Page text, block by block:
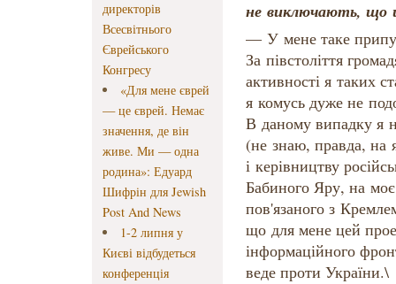
директорів
Всесвітнього
Єврейського
Конгресу
«Для мене єврей
— це єврей. Немає
значення, де він
живе. Ми — одна
родина»: Едуард
Шифрін для Jewish
Post And News
1-2 липня у
Києві відбудеться
конференція
не виключають, що
— У мене таке
За півстоліття
активності я таких
я комусь дуже не
В даному випадку я
(не знаю, правда, на
і керівництву
Бабиного Яру, на моє
пов'язаного з
що для мене цей
інформаційного
веде проти України.\